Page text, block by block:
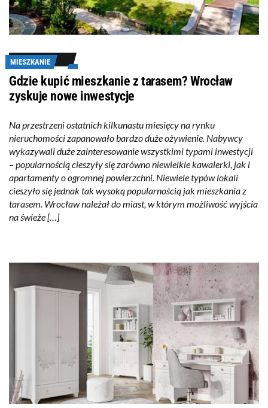
MIESZKANIE
Gdzie kupić mieszkanie z tarasem? Wrocław
zyskuje nowe inwestycje
Na przestrzeni ostatnich kilkunastu miesięcy na rynku
nieruchomości zapanowało bardzo duże ożywienie. Nabywcy
wykazywali duże zainteresowanie wszystkimi typami inwestycji
– popularnością cieszyły się zarówno niewielkie kawalerki, jak i
apartamenty o ogromnej powierzchni. Niewiele typów lokali
cieszyło się jednak tak wysoką popularnością jak mieszkania z
tarasem. Wrocław należał do miast, w którym możliwość wyjścia
na świeże […]